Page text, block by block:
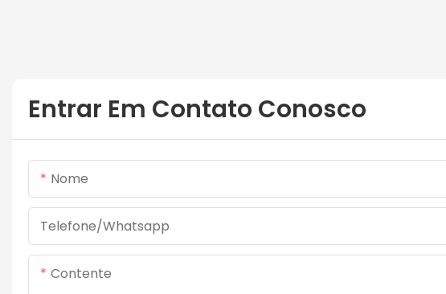
Entrar Em Contato Conosco
Nome
Telefone/whatsapp
Contente